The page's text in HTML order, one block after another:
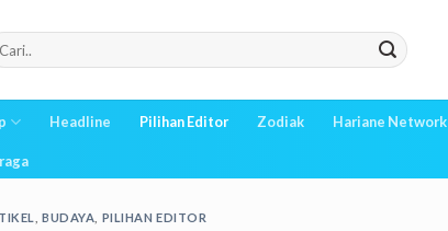
Headline Pilihan Editor Zodiak Hariane Network
,BUDAYA PILIHAN EDITOR